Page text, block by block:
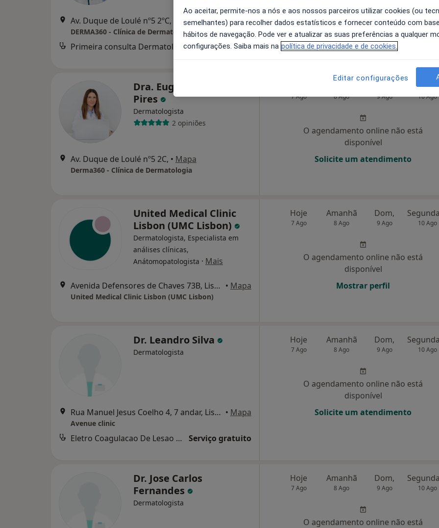
Av. Duque de Loulé nº5 2ºC, Lisboa •Mapa
DERMA360 - Clínica de Dermatologia
Primeira consulta Dermatologia 90 €
Solicite um atendimento
Dra. Eugénia Matos
Pires
Dermatologista
2 opiniões
Av. Duque de Loulé nº5 2C, • Mapa
Derma360 - Clínica de Dermatologia
7 Ago 8 Ago 9 Ago 10 Ago
O agendamento online não está
disponível
Solicite um atendimento
United Medical Clinic
Lisbon (UMC Lisbon)
Dermatologista, Especialista em
análises clínicas,
Anátomopatologista · Mais
Avenida Defensores de Chaves 73B, Lisboa • Mapa
United Medical Clinic Lisbon (UMC Lisbon)
Hoje
7 Ago
Amanhã
8 Ago
Dom,
9 Ago 10 Ago
O agendamento online não está
disponível
Mostrar perfil
Dr. Leandro Silva
Dermatologista
Rua Manuel Jesus Coelho 4, 7 andar, Lisboa • Mapa
Avenue clinic
Eletro Coagulacao De Lesao Cutanea Serviço gratuito
Hoje
7 Ago
Amanhã
8 Ago
Dom,
9 Ago 10 Ago
O agendamento online não está
disponível
Solicite um atendimento
Dr. Jose Carlos
Fernandes
Dermatologista
Hoje
7 Ago
Amanhã
8 Ago
Dom,
9 Ago 10 Ago
O agendamento online não está
Ao aceitar, permite-nos a nós e aos nossos parceiros utilizar cookies (ou
semelhantes) para recolher dados estatísticos e fornecer conteúdo com
hábitos de navegação. Pode ver e atualizar as suas preferências a qualquer
configurações. Saiba mais na política de privacidade e de cookies.
Editar configurações